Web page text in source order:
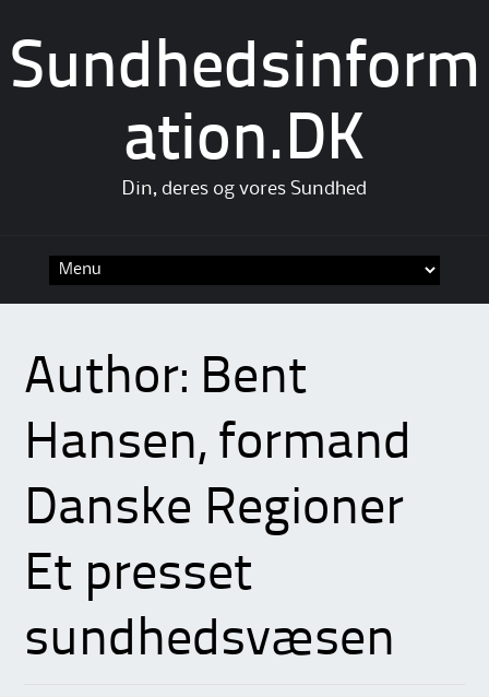
Sundhedsinform
ation.DK
Din, deres og vores Sundhed
Author: Bent
Hansen, formand
Danske Regioner
Et presset
sundhedsvæsen